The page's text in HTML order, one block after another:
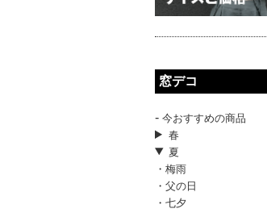
窓デコ
- 今おすすめの商品
春
夏
・梅雨
・父の日
・七夕